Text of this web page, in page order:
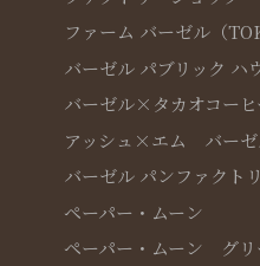
ファーム バーゼル（
バーゼル パブリック ハ
バーゼル×タカオコー
アッシュ×エム バー
バーゼル パンファクト
ペーパー・ムーン
ペーパー・ムーン グリ